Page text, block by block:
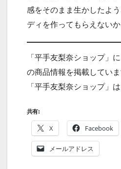
感をそのまま生かしたよ
ディを作ってもらえないか
「平手友梨奈ショップ」
の商品情報を掲載していま
「平手友梨奈ショップ」は
共有:
X Facebook
メールアドレス